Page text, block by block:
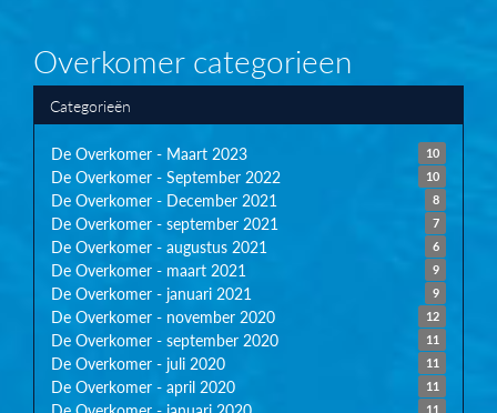
Overkomer categorieen
Categorieën
10
De Overkomer - Maart 2023
10
De Overkomer - September 2022
8
De Overkomer - December 2021
7
De Overkomer - september 2021
6
De Overkomer - augustus 2021
9
De Overkomer - maart 2021
9
De Overkomer - januari 2021
12
De Overkomer - november 2020
11
De Overkomer - september 2020
11
De Overkomer - juli 2020
11
De Overkomer - april 2020
11